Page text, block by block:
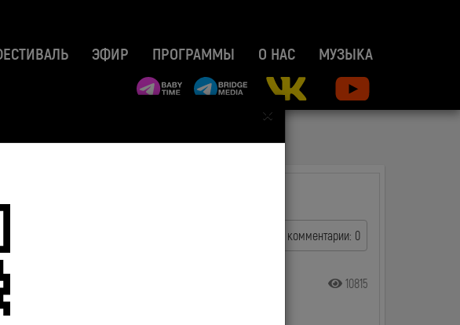
ЭФИР ПРОГРАММЫ О НАС МУЗЫКА
×
комментарии: 0
10815